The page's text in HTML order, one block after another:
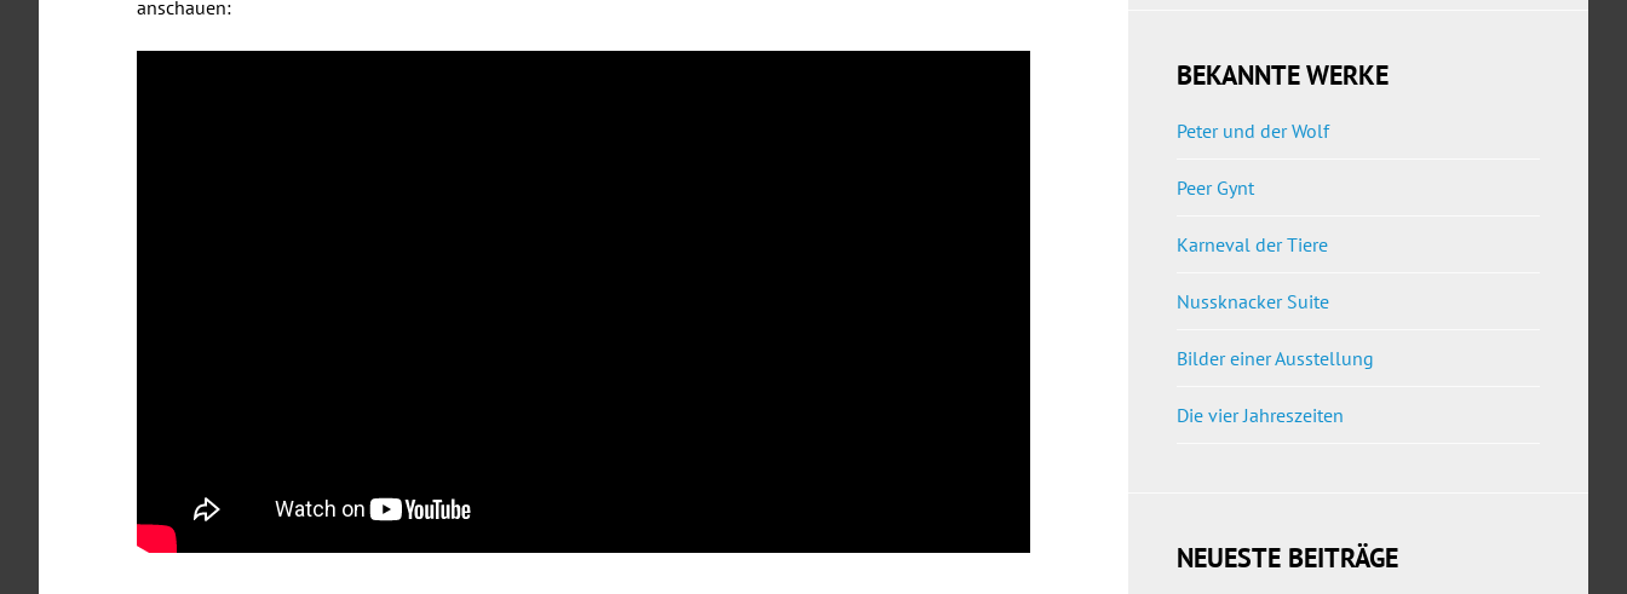
anschauen:
BEKANNTE WERKE
Peter und der Wolf
Peer Gynt
Karneval der Tiere
Nussknacker Suite
Bilder einer Ausstellung
Die vier Jahreszeiten
NEUESTE BEITRÄGE